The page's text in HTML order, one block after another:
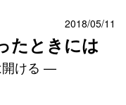
2018/05/11
たときには
開ける —